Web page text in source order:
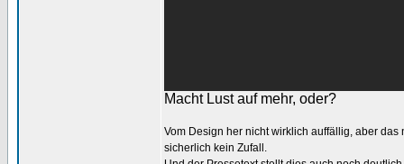
Macht Lust auf mehr, oder?
Vom Design her nicht wirklich auffällig, aber
sicherlich kein Zufall.